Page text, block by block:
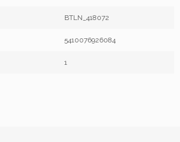
BTLN_418072
5410076926084
1